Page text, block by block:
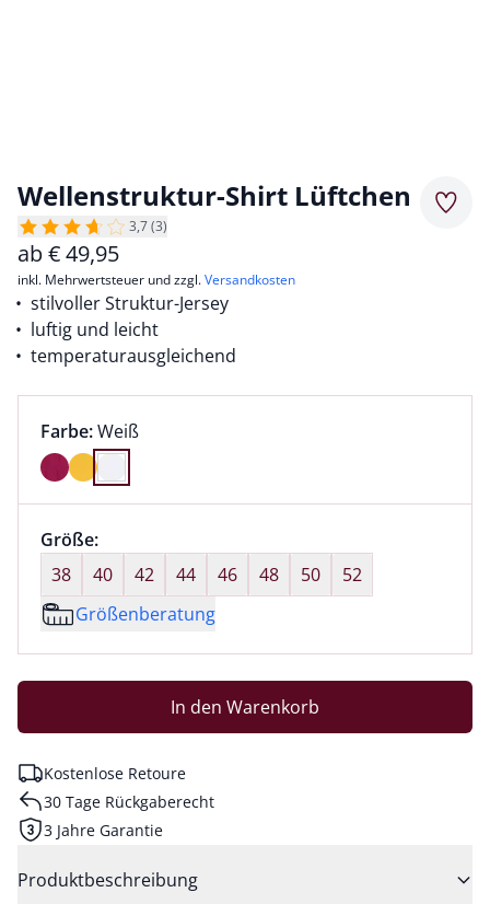
Wellenstruktur-Shirt Lüftchen
3,7 (3)
ab€49,95
inkl. Mehrwertsteuer und zzgl.Versandkosten
stilvoller Struktur-Jersey
luftig und leicht
temperaturausgleichend
Farbauswahl:
Farbe:aktuell ausgewählt:
Weiß
Farbe Weiß ausgewählt
Größenauswahl:
Größe:nichts ausgewählt
38
40 42 44 46 48 50
52
Größenberatung
In den Warenkorb
Kostenlose Retoure
30 Tage Rückgaberecht
3 Jahre Garantie
Produktbeschreibung